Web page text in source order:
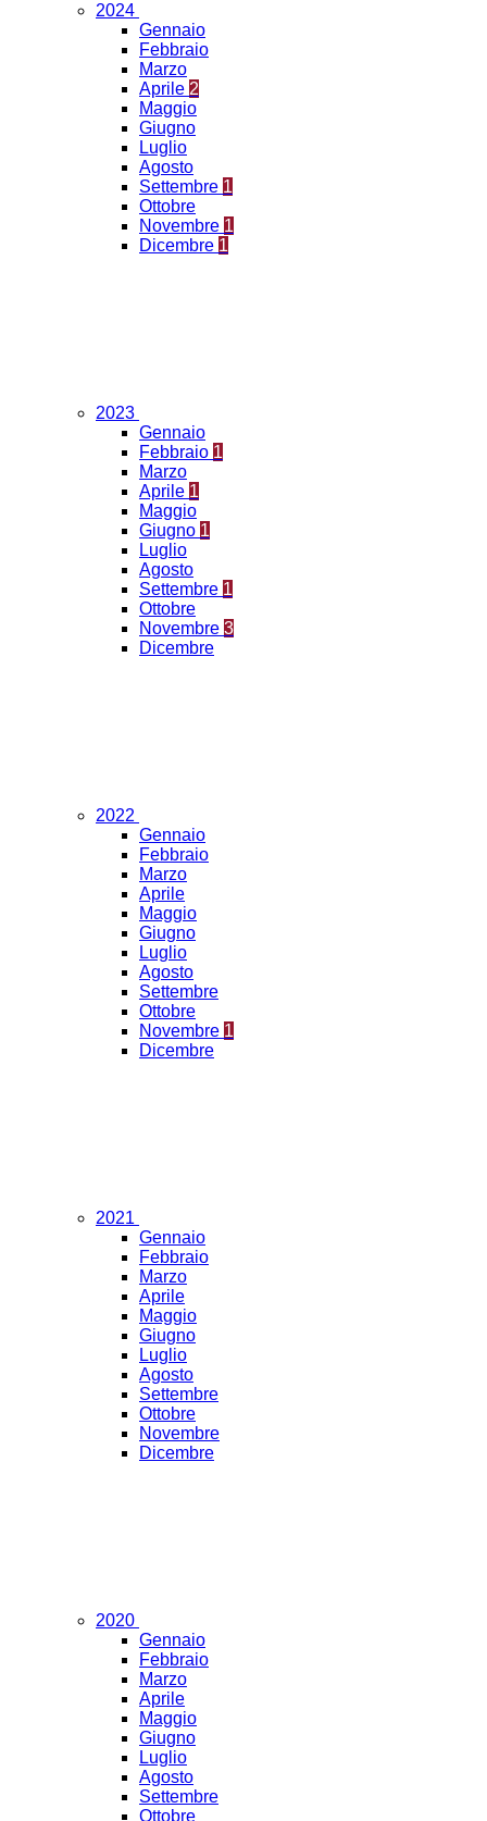
2024
Gennaio
Febbraio
Marzo
Aprile 2
Maggio
Giugno
Luglio
Agosto
Settembre 1
Ottobre
Novembre 1
Dicembre 1
2023
Gennaio
Febbraio 1
Marzo
Aprile 1
Maggio
Giugno 1
Luglio
Agosto
Settembre 1
Ottobre
Novembre 3
Dicembre
2022
Gennaio
Febbraio
Marzo
Aprile
Maggio
Giugno
Luglio
Agosto
Settembre
Ottobre
Novembre 1
Dicembre
2021
Gennaio
Febbraio
Marzo
Aprile
Maggio
Giugno
Luglio
Agosto
Settembre
Ottobre
Novembre
Dicembre
2020
Gennaio
Febbraio
Marzo
Aprile
Maggio
Giugno
Luglio
Agosto
Settembre
Ottobre